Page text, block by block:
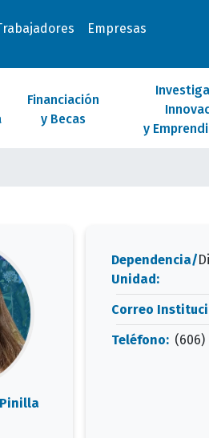
Empresas
Financiación
y Becas
y
Dependencia/
Unidad:
Correo
Teléfono: (606)